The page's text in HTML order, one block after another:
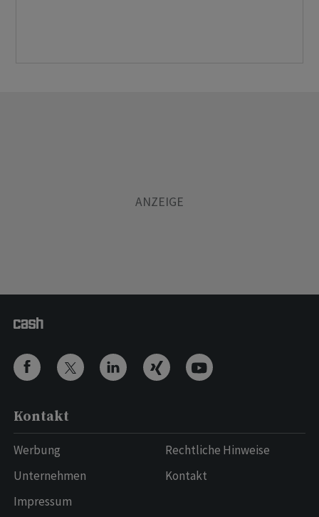
Kontakt
Werbung
Unternehmen
Impressum
Rechtliche Hinweise
Kontakt